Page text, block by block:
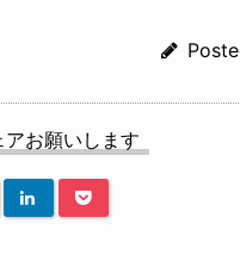
お願いします